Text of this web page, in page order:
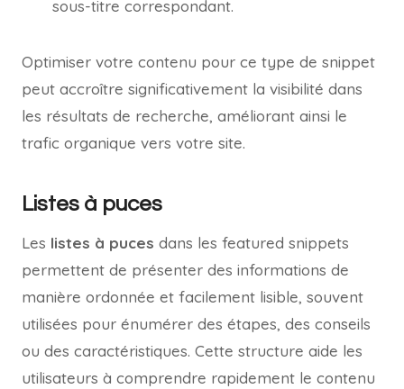
sous-titre correspondant.
Optimiser votre contenu pour ce type de snippet
peut accroître significativement la visibilité dans
les résultats de recherche, améliorant ainsi le
trafic organique vers votre site.
Listes à puces
Les listes à puces dans les featured snippets
permettent de présenter des informations de
manière ordonnée et facilement lisible, souvent
utilisées pour énumérer des étapes, des conseils
ou des caractéristiques. Cette structure aide les
utilisateurs à comprendre rapidement le contenu